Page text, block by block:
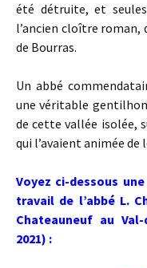
été détruite, et
l’ancien cloître roman,
de Bourras.
Un abbé
une véritable
de cette vallée isolée,
qui l’avaient animée de
Voyez ci-dessous
travail de l’abbé L.
Chateauneuf au
2021) :